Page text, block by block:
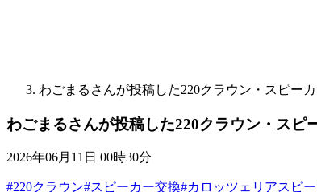
わごまるさんが投稿した220クラウン・スピー
わごまるさんが投稿した220クラウン・ス
2026年06月11日 00時30分
#220クラウン#スピーカー交換#カロッツェリアスピ